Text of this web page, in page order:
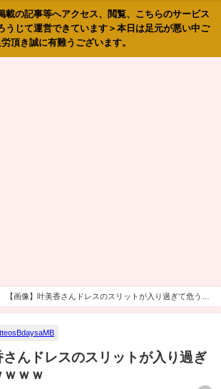
載の記事等へアクセス、閲覧、こちらのサービス
うじて運営できています＞本日は足元が悪い中ご
労頂き誠に有難うございます。
【画像】叶美香さんドレスのスリットが入り過ぎて危うい
さんドレスのスリットが入り過ぎ
ｗｗ